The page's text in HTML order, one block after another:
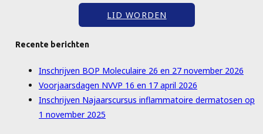
LID WORDEN
Recente berichten
Inschrijven BOP Moleculaire 26 en 27 november 2026
Voorjaarsdagen NVVP 16 en 17 april 2026
Inschrijven Najaarscursus inflammatoire dermatosen op
1 november 2025